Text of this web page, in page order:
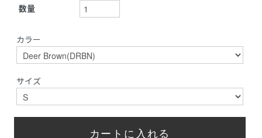
数量
カラー
サイズ